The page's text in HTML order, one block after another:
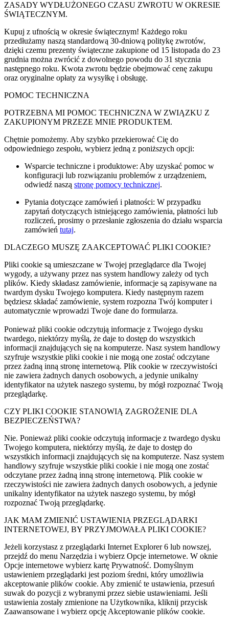
ZASADY WYDŁUŻONEGO CZASU ZWROTU W OKRESIE
ŚWIĄTECZNYM.
Kupuj z ufnością w okresie świątecznym! Każdego roku
przedłużamy naszą standardową 30-dniową politykę zwrotów,
dzięki czemu prezenty świąteczne zakupione od 15 listopada do 23
grudnia można zwrócić z dowolnego powodu do 31 stycznia
następnego roku. Kwota zwrotu będzie obejmować cenę zakupu
oraz oryginalne opłaty za wysyłkę i obsługę.
POMOC TECHNICZNA
POTRZEBNA MI POMOC TECHNICZNA W ZWIĄZKU Z
ZAKUPIONYM PRZEZE MNIE PRODUKTEM.
Chętnie pomożemy. Aby szybko przekierować Cię do
odpowiedniego zespołu, wybierz jedną z poniższych opcji:
Wsparcie techniczne i produktowe: Aby uzyskać pomoc w
konfiguracji lub rozwiązaniu problemów z urządzeniem,
odwiedź naszą stronę pomocy technicznej.
Pytania dotyczące zamówień i płatności: W przypadku
zapytań dotyczących istniejącego zamówienia, płatności lub
rozliczeń, prosimy o przesłanie zgłoszenia do działu wsparcia
zamówień tutaj.
DLACZEGO MUSZĘ ZAAKCEPTOWAĆ PLIKI COOKIE?
Pliki cookie są umieszczane w Twojej przeglądarce dla Twojej
wygody, a używany przez nas system handlowy zależy od tych
plików. Kiedy składasz zamówienie, informacje są zapisywane na
twardym dysku Twojego komputera. Kiedy następnym razem
będziesz składać zamówienie, system rozpozna Twój komputer i
automatycznie wprowadzi Twoje dane do formularza.
Ponieważ pliki cookie odczytują informacje z Twojego dysku
twardego, niektórzy myślą, że daje to dostęp do wszystkich
informacji znajdujących się na komputerze. Nasz system handlowy
szyfruje wszystkie pliki cookie i nie mogą one zostać odczytane
przez żadną inną stronę internetową. Plik cookie w rzeczywistości
nie zawiera żadnych danych osobowych, a jedynie unikalny
identyfikator na użytek naszego systemu, by mógł rozpoznać Twoją
przeglądarkę.
CZY PLIKI COOKIE STANOWIĄ ZAGROŻENIE DLA
BEZPIECZEŃSTWA?
Nie. Ponieważ pliki cookie odczytują informacje z twardego dysku
Twojego komputera, niektórzy myślą, że daje to dostęp do
wszystkich informacji znajdujących się na komputerze. Nasz system
handlowy szyfruje wszystkie pliki cookie i nie mogą one zostać
odczytane przez żadną inną stronę internetową. Plik cookie w
rzeczywistości nie zawiera żadnych danych osobowych, a jedynie
unikalny identyfikator na użytek naszego systemu, by mógł
rozpoznać Twoją przeglądarkę.
JAK MAM ZMIENIĆ USTAWIENIA PRZEGLĄDARKI
INTERNETOWEJ, BY PRZYJMOWAŁA PLIKI COOKIE?
Jeżeli korzystasz z przeglądarki Internet Explorer 6 lub nowszej,
przejdź do menu Narzędzia i wybierz Opcje internetowe. W oknie
Opcje internetowe wybierz kartę Prywatność. Domyślnym
ustawieniem przeglądarki jest poziom średni, który umożliwia
akceptowanie plików cookie. Aby zmienić te ustawienia, przesuń
suwak do pozycji z wybranymi przez siebie ustawieniami. Jeśli
ustawienia zostały zmienione na Użytkownika, kliknij przycisk
Zaawansowane i wybierz opcję Akceptowanie plików cookie.